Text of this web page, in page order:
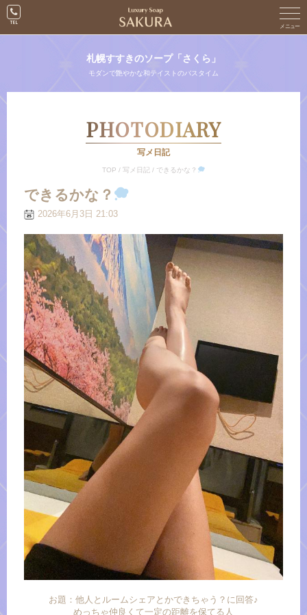
札幌すすきのソープ「さくら」
モダンで艶やかな和テイストのバスタイム
PHOTODIARY
写メ日記
TOP / 写メ日記 / できるかな？
できるかな？
2026年6月3日 21:03
お題：他人とルームシェアとかできちゃう？に回答♪
めっちゃ仲良くて一定の距離を保てる人